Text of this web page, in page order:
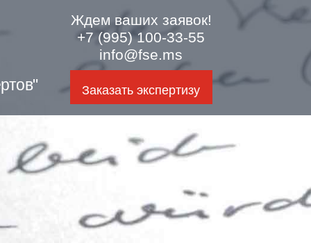
Ждем ваших заявок!
+7 (995) 100-33-55
info@fse.ms
Заказать экспертизу